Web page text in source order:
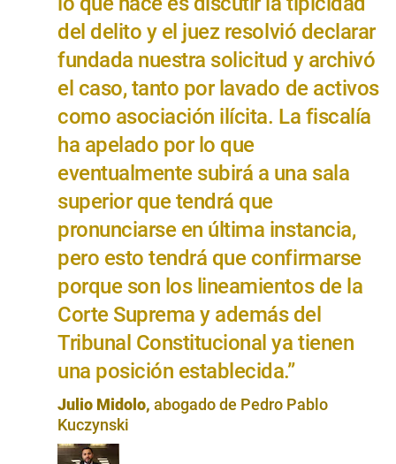
del delito y el juez resolvió declarar
fundada nuestra solicitud y archivó
el caso, tanto por lavado de activos
como asociación ilícita. La fiscalía
ha apelado por lo que
eventualmente subirá a una sala
superior que tendrá que
pronunciarse en última instancia,
pero esto tendrá que confirmarse
porque son los lineamientos de la
Corte Suprema y además del
Tribunal Constitucional ya tienen
una posición establecida.”
Julio Midolo, abogado de Pedro Pablo
Kuczynski